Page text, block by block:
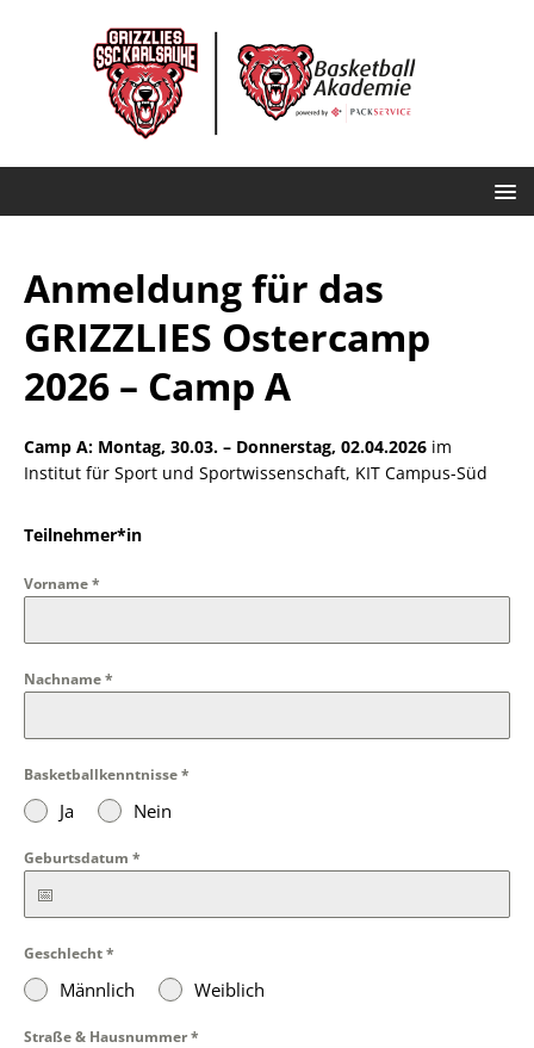
Anmeldung für das
GRIZZLIES Ostercamp
2026 – Camp A
Camp A: Montag, 30.03. – Donnerstag, 02.04.2026 im
Institut für Sport und Sportwissenschaft, KIT Campus-Süd
Teilnehmer*in
Vorname*
Nachname*
Basketballkenntnisse*
Ja Nein
Geburtsdatum *
Geschlecht*
Männlich Weiblich
Straße & Hausnummer*